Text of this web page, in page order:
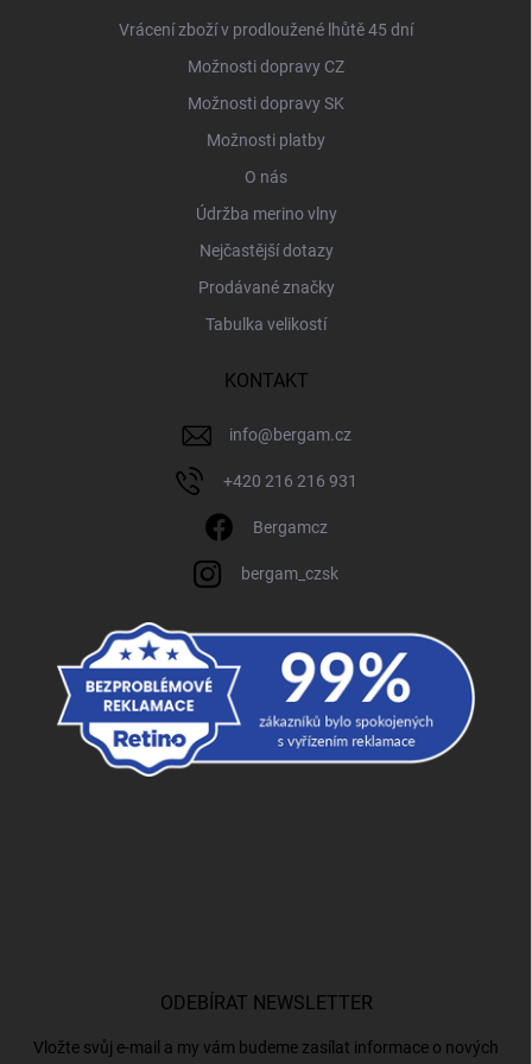
Vrácení zboží v prodloužené lhůtě 45 dní
Možnosti dopravy CZ
Možnosti dopravy SK
Možnosti platby
O nás
Údržba merino vlny
Nejčastější dotazy
Prodávané značky
Tabulka velikostí
KONTAKT
info@bergam.cz
+420 216 216 931
Bergamcz
bergam_czsk
ODEBÍRAT NEWSLETTER
Vložte svůj e-mail a my vám budeme zasílat informace o nových